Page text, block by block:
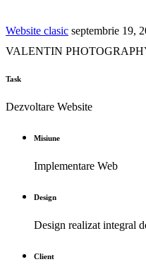
Website clasic septembrie 19,
VALENTIN
Task
Dezvoltare Website
Misiune
Implementare Web
Design
Design realizat integral
Client